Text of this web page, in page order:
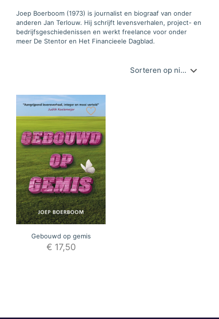
Joep Boerboom (1973) is journalist en biograaf van onder
anderen Jan Terlouw. Hij schrijft levensverhalen, project- en
bedrijfsgeschiedenissen en werkt freelance voor onder
meer De Stentor en Het Financieele Dagblad.
Gebouwd op gemis
€ 17,50